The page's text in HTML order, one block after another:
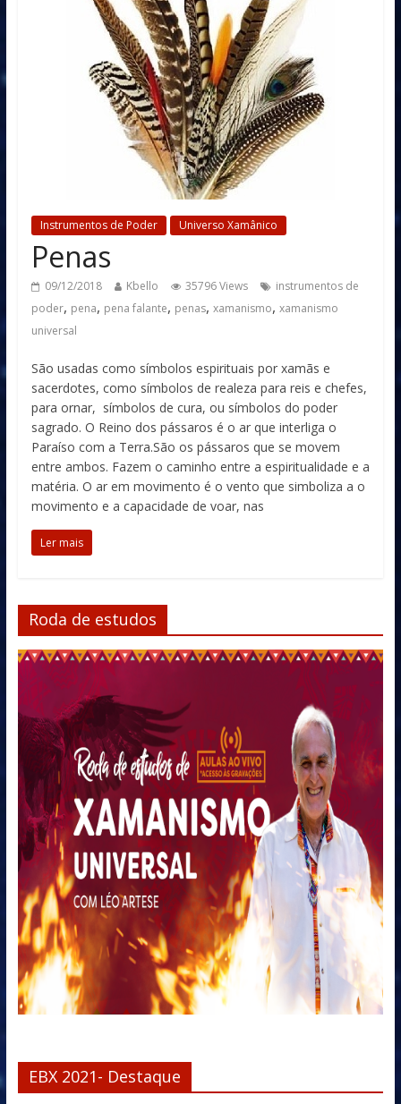
Instrumentos de Poder Universo Xamânico
Penas
09/12/2018 Kbello 35796 Views
instrumentos de
poder, pena, pena falante, penas, xamanismo, xamanismo
universal
São usadas como símbolos espirituais por xamãs e
sacerdotes, como símbolos de realeza para reis e chefes,
para ornar, símbolos de cura, ou símbolos do poder
sagrado. O Reino dos pássaros é o ar que interliga o
Paraíso com a Terra.São os pássaros que se movem
entre ambos. Fazem o caminho entre a espiritualidade e a
matéria. O ar em movimento é o vento que simboliza a o
movimento e a capacidade de voar, nas
Ler mais
Roda de estudos
EBX 2021- Destaque